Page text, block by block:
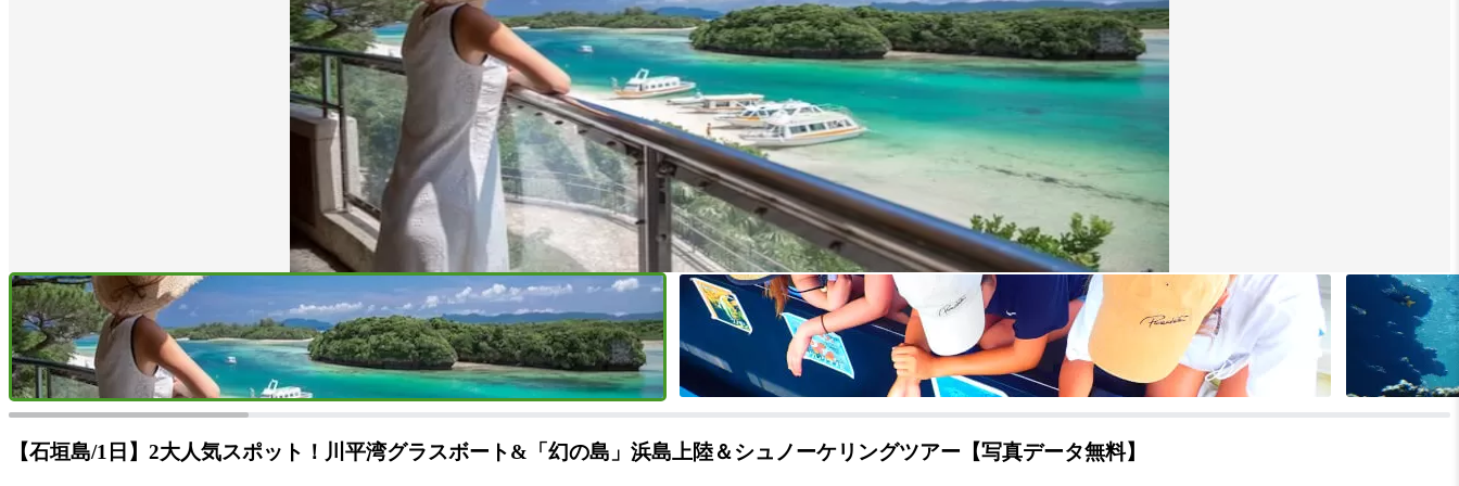
【石垣島/1日】2大人気スポット！川平湾グラスボート&「幻の島」浜島上陸＆シュノーケリングツアー【写真データ無料】